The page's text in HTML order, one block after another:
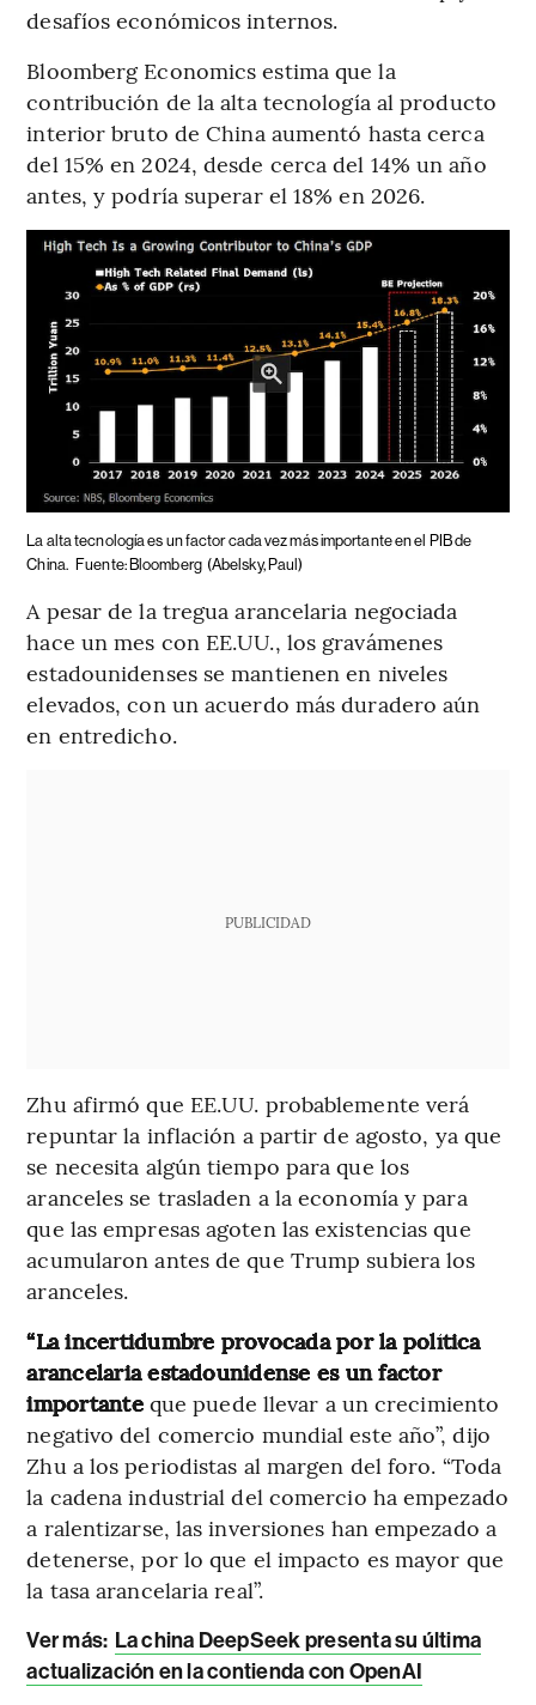
desafíos económicos internos.
Bloomberg Economics estima que la
contribución de la alta tecnología al producto
interior bruto de China aumentó hasta cerca
del 15% en 2024, desde cerca del 14% un año
antes, y podría superar el 18% en 2026.
La alta tecnología es un factor cada vez más importante en el PIB de
China. Fuente: Bloomberg (Abelsky, Paul)
A pesar de la tregua arancelaria negociada
hace un mes con EE.UU., los gravámenes
estadounidenses se mantienen en niveles
elevados, con un acuerdo más duradero aún
en entredicho.
PUBLICIDAD
Zhu afirmó que EE.UU. probablemente verá
repuntar la inflación a partir de agosto, ya que
se necesita algún tiempo para que los
aranceles se trasladen a la economía y para
que las empresas agoten las existencias que
acumularon antes de que Trump subiera los
aranceles.
“La incertidumbre provocada por la política
arancelaria estadounidense es un factor
importanteque puede llevar a un crecimiento
negativo del comercio mundial este año”, dijo
Zhu a los periodistas al margen del foro. “Toda
la cadena industrial del comercio ha empezado
a ralentizarse, las inversiones han empezado a
detenerse, por lo que el impacto es mayor que
la tasa arancelaria real”.
Ver más: La china DeepSeek presenta su última
actualización en la contienda con OpenAI